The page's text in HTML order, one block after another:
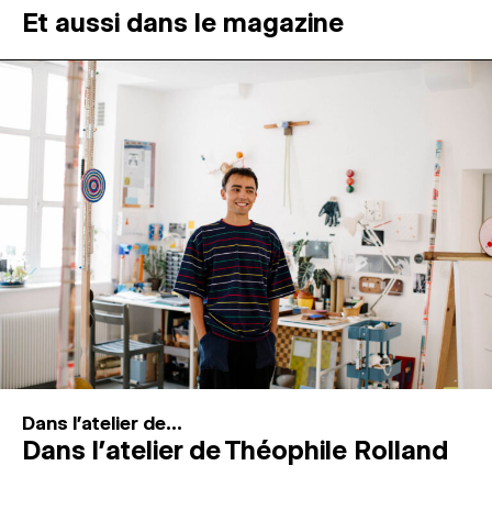
ATELIERS OUVERTS
PROGRAMMATION
MAGAZINE
ESPACES DE PRATIQUE ARTISTIQUE ↓
Recherche
Connexion
Et aussi dans le magazine
Dans l'atelier de...
Dans l’atelier de Théophile Rolland